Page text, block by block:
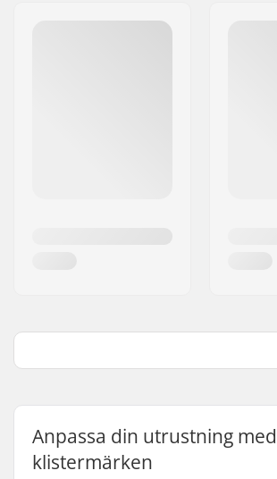
Anpassa din utrustning
klistermärken